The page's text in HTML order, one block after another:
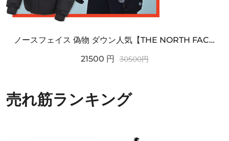
ノースフェイス 偽物 ダウン人気【THE NORTH FACE】M'S 7 SUMMIT HIM...
21500 円 30500円
売れ筋ランキング